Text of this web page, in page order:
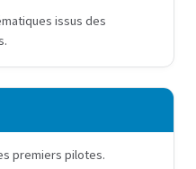
issus des
premiers pilotes.